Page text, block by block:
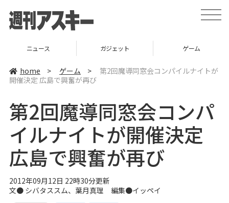
t
o
v
t
i
o
ガジェット ゲーム グルメ
home > ゲーム >
第2回魔導同窓会コンパイルナイトが
開催決定 広島で興奮が再び
第2回魔導同窓会コンパ
イルナイトが開催決定
広島で興奮が再び
2012年09月12日 22時30分更新
文● シバタススム、葉月真理 編集●イッペイ